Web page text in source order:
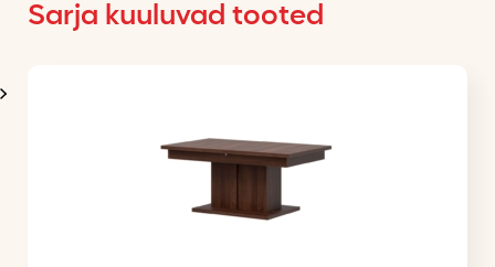
Sarja kuuluvad tooted